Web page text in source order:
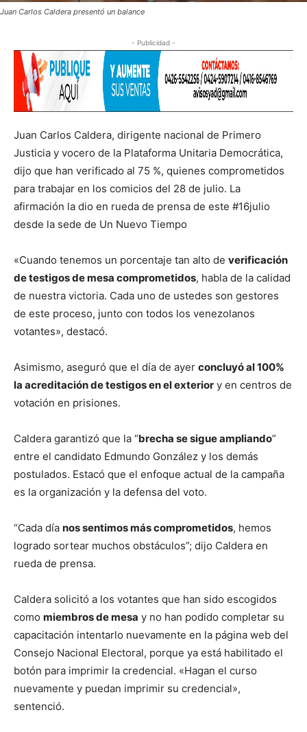
Juan Carlos Caldera presentó un balance
- Publicidad -
Juan Carlos Caldera, dirigente nacional de Primero
Justicia y vocero de la Plataforma Unitaria Democrática,
dijo que han verificado al 75 %, quienes comprometidos
para trabajar en los comicios del 28 de julio. La
afirmación la dio en rueda de prensa de este #16julio
desde la sede de Un Nuevo Tiempo
«Cuando tenemos un porcentaje tan alto de verificación
de testigos de mesa comprometidos, habla de la calidad
de nuestra victoria. Cada uno de ustedes son gestores
de este proceso, junto con todos los venezolanos
votantes», destacó.
Asimismo, aseguró que el día de ayer concluyó al 100%
la acreditación de testigos en el exterior y en centros de
votación en prisiones.
Caldera garantizó que la “brecha se sigue ampliando”
entre el candidato Edmundo González y los demás
postulados. Estacó que el enfoque actual de la campaña
es la organización y la defensa del voto.
“Cada día nos sentimos más comprometidos, hemos
logrado sortear muchos obstáculos”; dijo Caldera en
rueda de prensa.
Caldera solicitó a los votantes que han sido escogidos
como miembros de mesa y no han podido completar su
capacitación intentarlo nuevamente en la página web del
Consejo Nacional Electoral, porque ya está habilitado el
botón para imprimir la credencial. «Hagan el curso
nuevamente y puedan imprimir su credencial»,
sentenció.